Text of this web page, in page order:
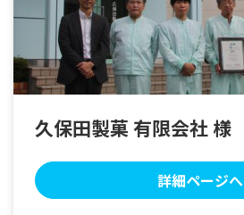
久保田製菓 有限会社 様
詳細ページへ